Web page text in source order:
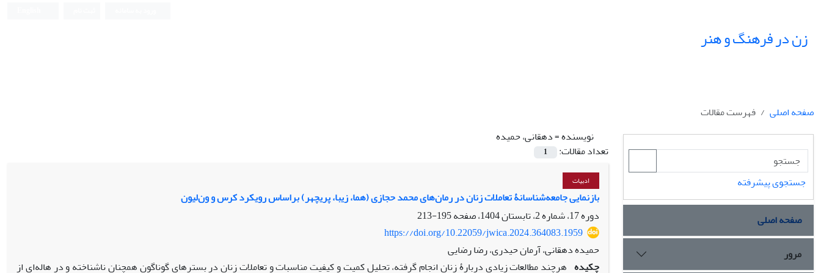
زن در فرهنگ و هنر
صفحه اصلی
فهرست مقالات
نویسنده =دهقانی، حمیده
تعداد مقالات:
1
ادبیات
بازنمایی جامعه‌شناسانۀ تعاملات زنان در رمان‌های محمد حجازی (هما، زیبا، پریچهر) براساس رویکرد کرس و ون‌لیون
دوره 17، شماره 2، تابستان 1404، صفحه
195-213
https://doi.org/10.22059/jwica.2024.364083.1959
حمیده دهقانی، آرمان حیدری، رضا رضایی
چکیده هرچند مطالعات زیادی دربارۀ زنان انجام گرفته، تحلیل کمیت و کیفیت مناسبات و تعاملات زنان در بسترهای گوناگون همچنان ناشناخته و در هاله‌ای از
جستجوی پیشرفته
صفحه اصلی
مرور